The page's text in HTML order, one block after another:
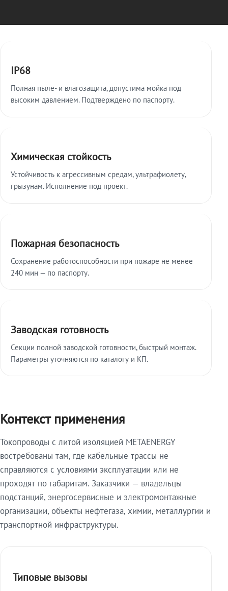
IP68
Полная пыле- и влагозащита, допустима мойка под
высоким давлением. Подтверждено по паспорту.
Химическая стойкость
Устойчивость к агрессивным средам, ультрафиолету,
грызунам. Исполнение под проект.
Пожарная безопасность
Сохранение работоспособности при пожаре не менее
240 мин — по паспорту.
Заводская готовность
Секции полной заводской готовности, быстрый монтаж.
Параметры уточняются по каталогу и КП.
Контекст применения
Токопроводы с литой изоляцией METAENERGY
востребованы там, где кабельные трассы не
справляются с условиями эксплуатации или не
проходят по габаритам. Заказчики — владельцы
подстанций, энергосервисные и электромонтажные
организации, объекты нефтегаза, химии, металлургии и
транспортной инфраструктуры.
Типовые вызовы